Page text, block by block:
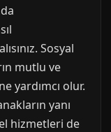
Sosyal
mutlu ve
yardımcı olur.
yanı
hizmetleri de